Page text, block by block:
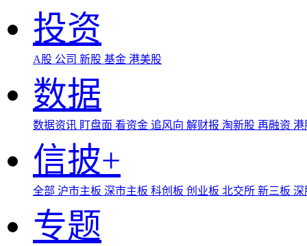
投资
A股 公司 新股 基金 港美股
数据
数据资讯 盯盘面 看资金 追风向 解财报 淘新股 再融资
信披+
全部 沪市主板 深市主板 科创板 创业板 北交所 新三板
专题